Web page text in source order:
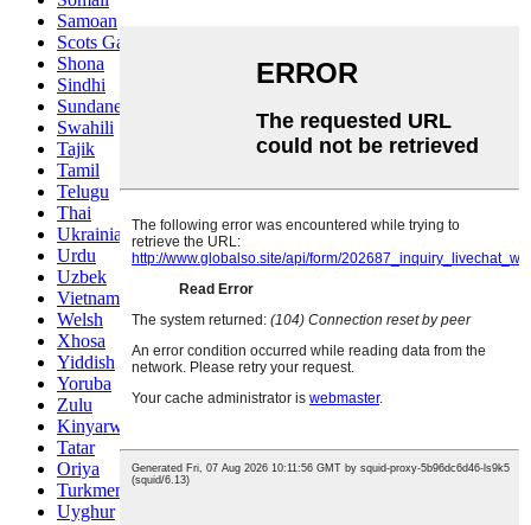
Samoan
Scots Gaelic
Shona
Sindhi
Sundanese
Swahili
Tajik
Tamil
Telugu
Thai
Ukrainian
Urdu
Uzbek
Vietnamese
Welsh
Xhosa
Yiddish
Yoruba
Zulu
Kinyarwanda
Tatar
Oriya
Turkmen
Uyghur